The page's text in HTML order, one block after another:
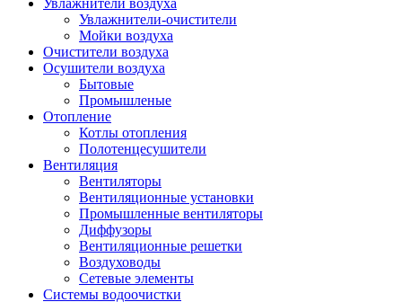
Увлажнители воздуха
Увлажнители-очистители
Мойки воздуха
Очистители воздуха
Осушители воздуха
Бытовые
Промышленые
Отопление
Котлы отопления
Полотенцесушители
Вентиляция
Вентиляторы
Вентиляционные установки
Промышленные вентиляторы
Диффузоры
Вентиляционные решетки
Воздуховоды
Сетевые элементы
Системы водоочистки